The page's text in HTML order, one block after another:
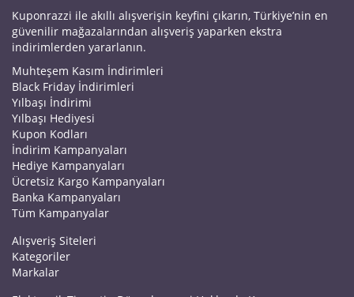
Kuponrazzi ile akıllı alışverişin keyfini çıkarın, Türkiye’nin en
güvenilir mağazalarından alışveriş yaparken ekstra
indirimlerden yararlanın.
Muhteşem Kasım İndirimleri
Black Friday İndirimleri
Yılbaşı İndirimi
Yılbaşı Hediyesi
Kupon Kodları
İndirim Kampanyaları
Hediye Kampanyaları
Ücretsiz Kargo Kampanyaları
Banka Kampanyaları
Tüm Kampanyalar
Alışveriş Siteleri
Kategoriler
Markalar